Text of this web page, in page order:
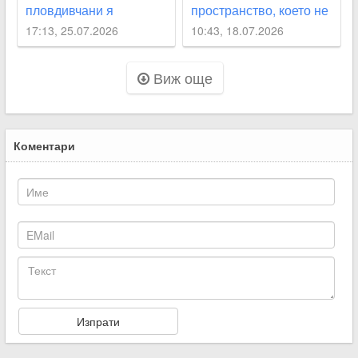
пловдивчани я
обезопасиха сами
17:13, 25.07.2026
пространство, което не
е ремонтирано над 60
години
10:43, 18.07.2026
Виж още
Коментари